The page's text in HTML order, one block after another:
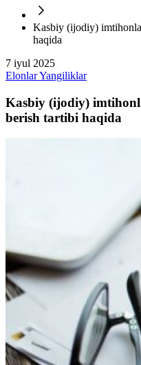
Kasbiy (ijodiy)
haqida
7 iyul 2025
ElonlarYangiliklar
Kasbiy (ijodiy)
berish tartibi haqida